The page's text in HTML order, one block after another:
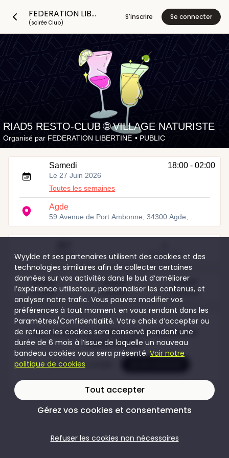
FEDERATION LIBERTINE
(soirée Club)
S'inscrire Se connecter
RIAD5 RESTO-CLUB 🌐 VILLAGE NATURISTE
Organisé par FEDERATION LIBERTINE • PUBLIC
Samedi 18:00 - 02:00
Le 27 Juin 2026
Toutes les semaines
Agde
59 Avenue de Port Ambonne, 34300 Agde, France
Visites Participants
Gratuit
Couples
Gratuit
Femmes
Gratuit
Hommes
Pour accéder au contenu de cet évènement
rejoins Wyylde
Je crée mon compte
Wyylde et ses partenaires utilisent des cookies et des
technologies similaires afin de collecter certaines
données sur vos activités dans le but d’améliorer
l’expérience utilisateur, personnaliser les contenus, et
analyser notre trafic. Vous pouvez modifier vos
préférences à tout moment en vous rendant dans les
Paramètres/Confidentialité. Votre choix d’accepter ou
de refuser les cookies sera conservé pendant une
durée de 6 mois à l’issue de laquelle un nouveau
bandeau cookies vous sera présenté. Voir notre
politique de cookies
Tout accepter
Gérez vos cookies et consentements
Refuser les cookies non nécessaires